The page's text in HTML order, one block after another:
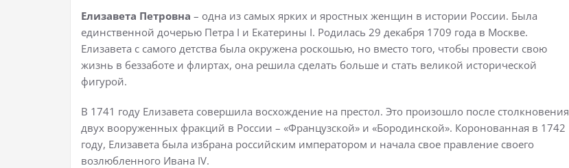
Елизавета Петровна – одна из самых ярких и яростных женщин в истории России. Была
единственной дочерью Петра I и Екатерины I. Родилась 29 декабря 1709 года в Москве.
Елизавета с самого детства была окружена роскошью, но вместо того, чтобы провести свою
жизнь в беззаботе и флиртах, она решила сделать больше и стать великой исторической
фигурой.
В 1741 году Елизавета совершила восхождение на престол. Это произошло после столкновения
двух вооруженных фракций в России – «Французской» и «Бородинской». Коронованная в 1742
году, Елизавета была избрана российским императором и начала свое правление своего
возлюбленного Ивана IV.